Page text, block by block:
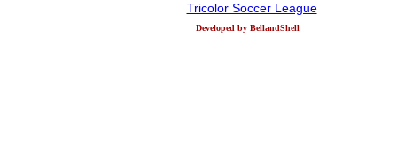
Tricolor Soccer League
Developed by BellandShell